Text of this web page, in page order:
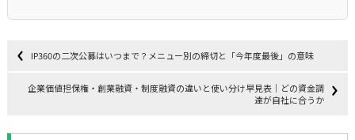
IP360の二次公募はいつまで？メニュー別の締切と「今年度最後」の意味
企業価値担保権・創業融資・制度融資の違いと使い分け早見表｜どの資金調
達が自社に合うか